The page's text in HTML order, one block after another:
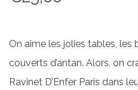
On aime les jolies tables, les
couverts d’antan. Alors, on
Ravinet D’Enfer Paris dans